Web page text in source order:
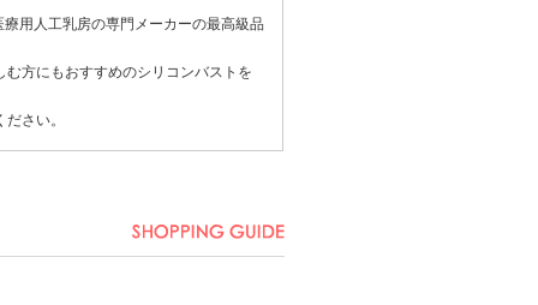
療用 人工乳房の専門メーカーの最高級品
む方にもおすすめのシリコンバストを
さい。